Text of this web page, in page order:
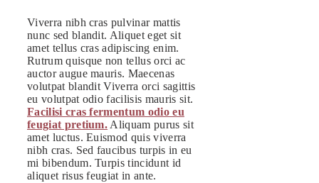
Viverra nibh cras pulvinar mattis
nunc sed blandit. Aliquet eget sit
amet tellus cras adipiscing enim.
Rutrum quisque non tellus orci ac
auctor augue mauris. Maecenas
volutpat blandit Viverra orci sagittis
eu volutpat odio facilisis mauris sit.
Facilisi cras fermentum odio eu
feugiat pretium. Aliquam purus sit
amet luctus. Euismod quis viverra
nibh cras. Sed faucibus turpis in eu
mi bibendum. Turpis tincidunt id
aliquet risus feugiat in ante.